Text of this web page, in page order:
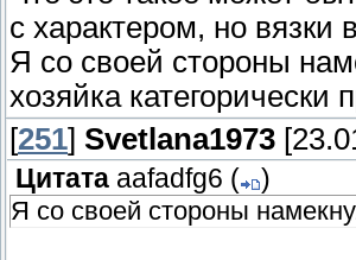
с характером, но вязки
Я со своей стороны
хозяйка категорически
[251] Svetlana1973
Цитата aafadfg6 (
)
Я со своей стороны